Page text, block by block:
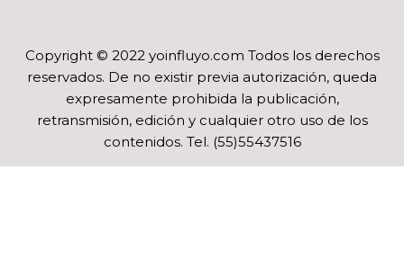
Copyright © 2022 yoinfluyo.com Todos los derechos
reservados. De no existir previa autorización, queda
expresamente prohibida la publicación,
retransmisión, edición y cualquier otro uso de los
contenidos. Tel. (55)55437516